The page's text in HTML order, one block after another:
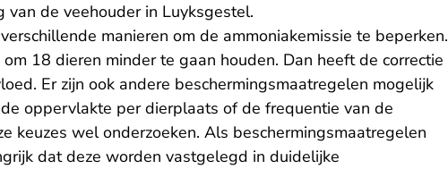
de veehouder in Luyksgestel.
manieren om de ammoniakemissie te beperken.
18 dieren minder te gaan houden. Dan heeft de correctie
Er zijn ook andere beschermingsmaatregelen mogelijk
oppervlakte per dierplaats of de frequentie van de
keuzes wel onderzoeken. Als beschermingsmaatregelen
dat deze worden vastgelegd in duidelijke